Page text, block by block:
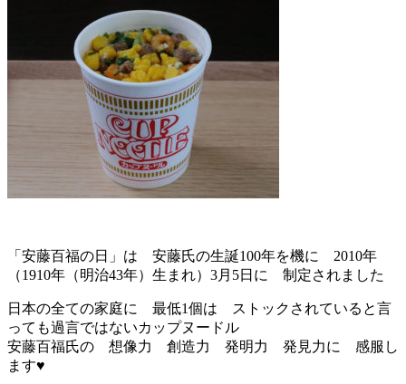
「安藤百福の日」は 安藤氏の生誕100年を機に 2010年
（1910年（明治43年）生まれ）3月5日に 制定されました
日本の全ての家庭に 最低1個は ストックされていると言
っても過言ではないカップヌードル
安藤百福氏の 想像力 創造力 発明力 発見力に 感服し
ます♥️